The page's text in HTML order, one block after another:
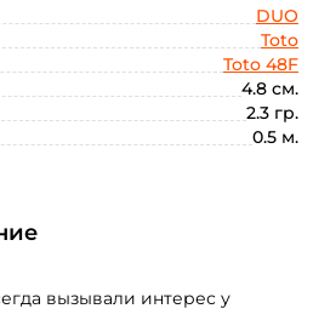
DUO
Toto
Toto 48F
4.8 см.
2.3 гр.
0.5 м.
вызывали интерес у